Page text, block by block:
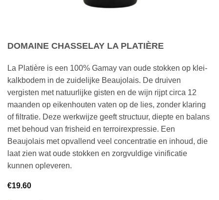
DOMAINE CHASSELAY LA PLATIÈRE
La Platière is een 100% Gamay van oude stokken op klei-
kalkbodem in de zuidelijke Beaujolais. De druiven
vergisten met natuurlijke gisten en de wijn rijpt circa 12
maanden op eikenhouten vaten op de lies, zonder klaring
of filtratie. Deze werkwijze geeft structuur, diepte en balans
met behoud van frisheid en terroirexpressie. Een
Beaujolais met opvallend veel concentratie en inhoud, die
laat zien wat oude stokken en zorgvuldige vinificatie
kunnen opleveren.
€19.60